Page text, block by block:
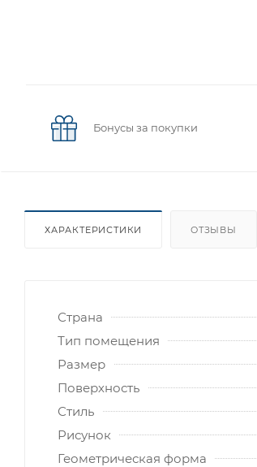
Бонусы за покупки
ХАРАКТЕРИСТИКИ ОТЗЫВЫ
Страна
Тип помещения
Размер
Поверхность
Стиль
Рисунок
Геометрическая форма